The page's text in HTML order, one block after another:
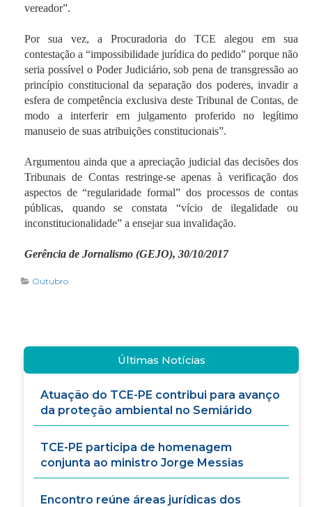
vereador”.
Por sua vez, a Procuradoria do TCE alegou em sua
contestação a “impossibilidade jurídica do pedido” porque não
seria possível o Poder Judiciário, sob pena de transgressão ao
princípio constitucional da separação dos poderes, invadir a
esfera de competência exclusiva deste Tribunal de Contas, de
modo a interferir em julgamento proferido no legítimo
manuseio de suas atribuições constitucionais”.
Argumentou ainda que a apreciação judicial das decisões dos
Tribunais de Contas restringe-se apenas à verificação dos
aspectos de “regularidade formal” dos processos de contas
públicas, quando se constata “vício de ilegalidade ou
inconstitucionalidade” a ensejar sua invalidação.
Gerência de Jornalismo (GEJO), 30/10/2017
Outubro
Últimas Notícias
Atuação do TCE-PE contribui para avanço
da proteção ambiental no Semiárido
TCE-PE participa de homenagem
conjunta ao ministro Jorge Messias
Encontro reúne áreas jurídicas dos